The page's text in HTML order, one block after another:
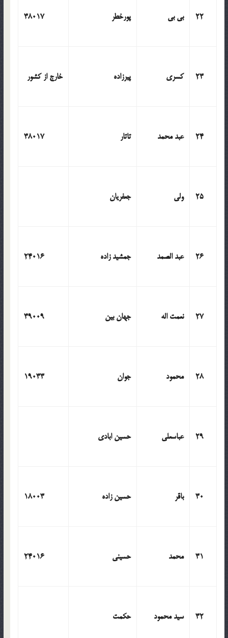
22 بی بی پورخطر 38017
23 کسری پیرزاده خارج از کشور
24 عبد محمد تاتار 38017
25 ولی جعفریان
26 عبد الصمد جمشید زاده 24016
27 نعمت اله جهان بین 39009
28 محمود جوان 19033
29 عباسعلی حسین ابادی
30 باقر حسین زاده 18003
31 محمد حسینی 24016
32 سید محمود حکمت